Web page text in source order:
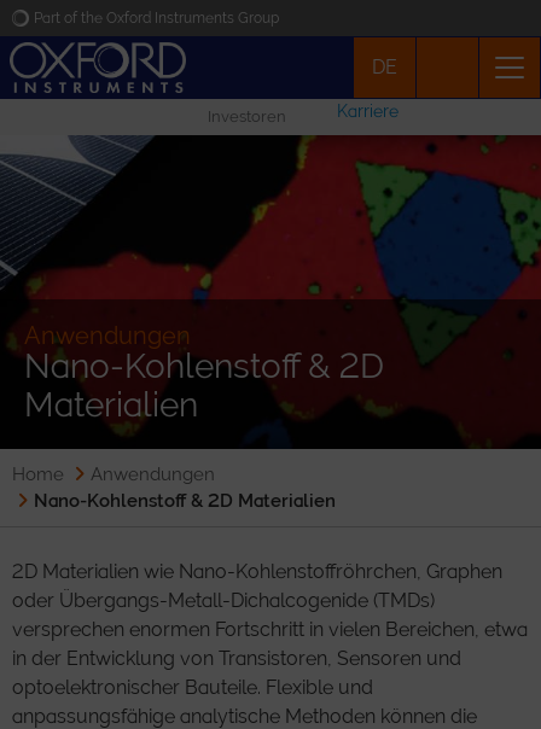
Part of the Oxford Instruments Group
Applications
Produkte
News
Veranstaltungen
DE
Investoren Karriere
Anwendungen
Nano-Kohlenstoff & 2D
Materialien
Home
Anwendungen
Nano-Kohlenstoff & 2D Materialien
2D Materialien wie Nano-Kohlenstoffröhrchen, Graphen
oder Übergangs-Metall-Dichalcogenide (TMDs)
versprechen enormen Fortschritt in vielen Bereichen, etwa
in der Entwicklung von Transistoren, Sensoren und
optoelektronischer Bauteile. Flexible und
anpassungsfähige analytische Methoden können die